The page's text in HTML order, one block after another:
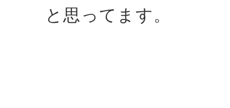
と思ってます。